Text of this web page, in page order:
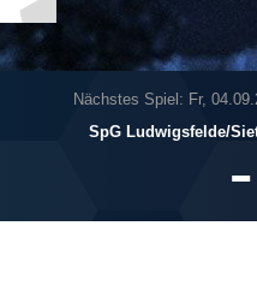
Nächstes Spiel: Fr,
SpG Ludwigsfelde/​
